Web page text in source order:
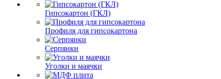
Гипсокартон (ГКЛ)
Профиля для гипсокартона
Серпянки
Уголки и маячки